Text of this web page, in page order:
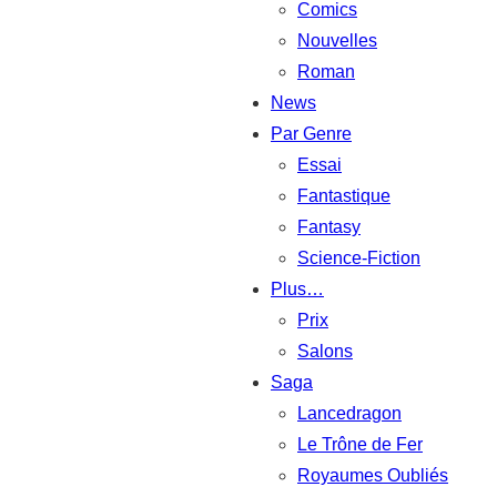
Comics
Nouvelles
Roman
News
Par Genre
Essai
Fantastique
Fantasy
Science-Fiction
Plus…
Prix
Salons
Saga
Lancedragon
Le Trône de Fer
Royaumes Oubliés